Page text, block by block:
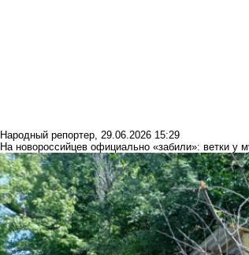
Народный репортер, 29.06.2026 15:29
На новороссийцев официально «забили»: ветки у